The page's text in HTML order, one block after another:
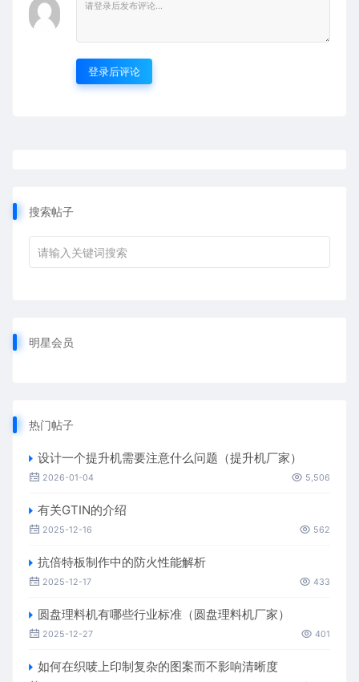
登录后评论
搜索帖子
明星会员
热门帖子
设计一个提升机需要注意什么问题（提升机厂家）
2026-01-04 5,506
有关GTIN的介绍
2025-12-16 562
抗倍特板制作中的防火性能解析
2025-12-17 433
圆盘理料机有哪些行业标准（圆盘理料机厂家）
2025-12-27 401
如何在织唛上印制复杂的图案而不影响清晰度